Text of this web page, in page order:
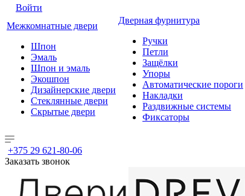
Войти
Межкомнатные двери
Шпон
Эмаль
Шпон и эмаль
Экошпон
Дизайнерские двери
Стеклянные двери
Скрытые двери
Дверная фурнитура
Ручки
Петли
Защёлки
Упоры
Автоматические пороги
Накладки
Раздвижные системы
Фиксаторы
+375 29 621-80-06
Заказать звонок